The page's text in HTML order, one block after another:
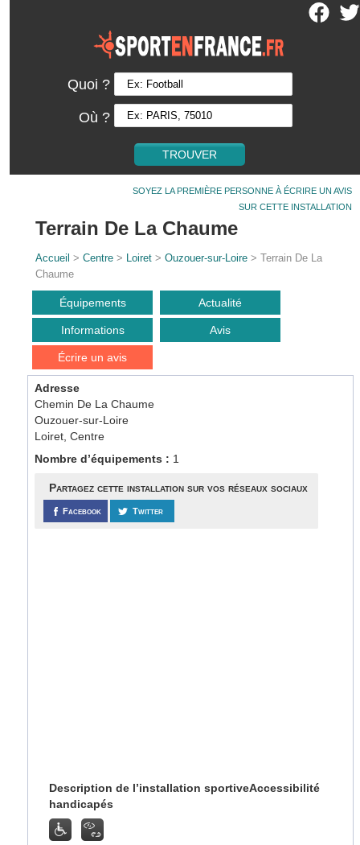
Quoi ?
Où ?
SOYEZ LA PREMIÈRE PERSONNE À ÉCRIRE UN AVIS
SUR CETTE INSTALLATION
Terrain De La Chaume
Accueil >Centre > Loiret >Ouzouer-sur-Loire > Terrain De La
Chaume
Équipements Actualité
Informations Avis
Écrire un avis
Adresse
Chemin De La Chaume
Ouzouer-sur-Loire
Loiret, Centre
Nombre d’équipements : 1
Partagez cette installation sur vos réseaux sociaux
Facebook Twitter
Description de l’installation sportiveAccessibilité
handicapés